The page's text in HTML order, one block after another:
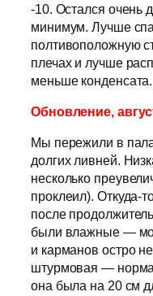
-10. Остался очень
минимум. Лучше
полтивоположную
плечах и лучше
меньше конденсата.
Обновление,
Мы пережили в
долгих ливней.
несколько
проклеил). Откуда-
после
были влажные —
и карманов остро
штурмовая —
она была на 20 см